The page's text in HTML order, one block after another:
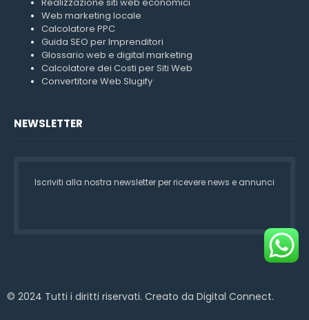
Web marketing locale
Calcolatore PPC
Guida SEO per Imprenditori
Glossario web e digital marketing
Calcolatore dei Costi per Siti Web
Convertitore Web Slugify
NEWSLETTER
Iscriviti alla nostra newsletter per ricevere news e annunci
© 2024 Tutti i diritti riservati. Creato da Digital Connect.